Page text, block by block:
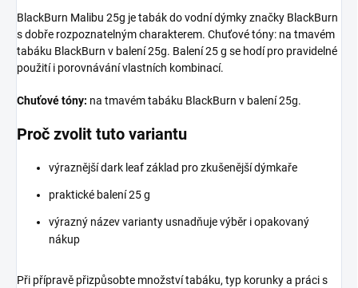
BlackBurn Malibu 25g je tabák do vodní dýmky značky BlackBurn
s dobře rozpoznatelným charakterem. Chuťové tóny: na tmavém
tabáku BlackBurn v balení 25g. Balení 25 g se hodí pro pravidelné
použití i porovnávání vlastních kombinací.
Chuťové tóny: na tmavém tabáku BlackBurn v balení 25g.
Proč zvolit tuto variantu
výraznější dark leaf základ pro zkušenější dýmkaře
praktické balení 25 g
výrazný název varianty usnadňuje výběr i opakovaný
nákup
Při přípravě přizpůsobte množství tabáku, typ korunky a práci s